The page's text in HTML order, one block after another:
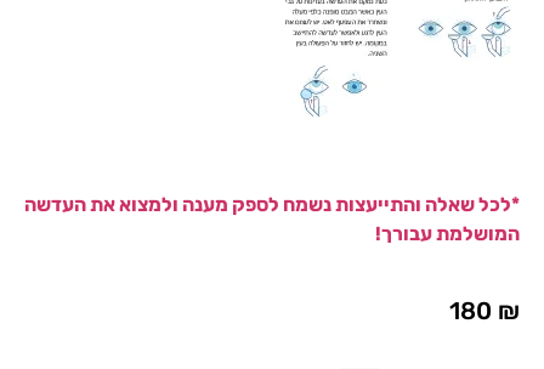
*לכל שאלה והתייעצות נשמח לספק מענה ולמצוא את העדשה
המושלמת עבורך!
180 ₪